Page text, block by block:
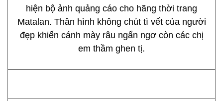
hiện bộ ảnh quảng cáo cho hãng thời trang
Matalan. Thân hình không chút tì vết của người
đẹp khiến cánh mày râu ngẩn ngơ còn các chị
em thầm ghen tị.